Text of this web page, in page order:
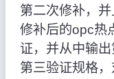
第二次修补，
修补后的opc热
证，并从中输
第三验证规格